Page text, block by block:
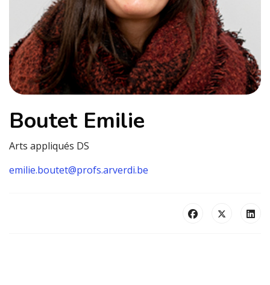
Boutet Emilie
Arts appliqués DS
emilie.boutet@profs.arverdi.be